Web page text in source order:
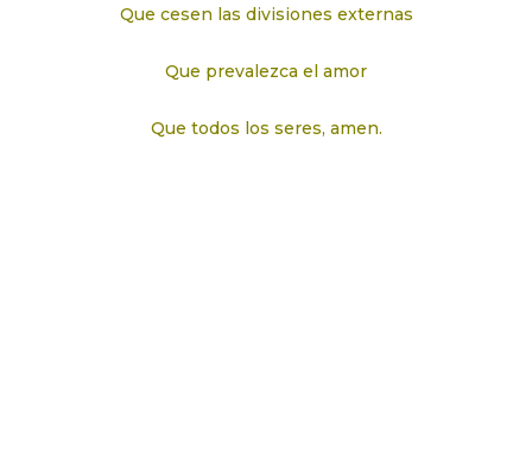
Que cesen las divisiones externas
Que prevalezca el amor
Que todos los seres, amen.